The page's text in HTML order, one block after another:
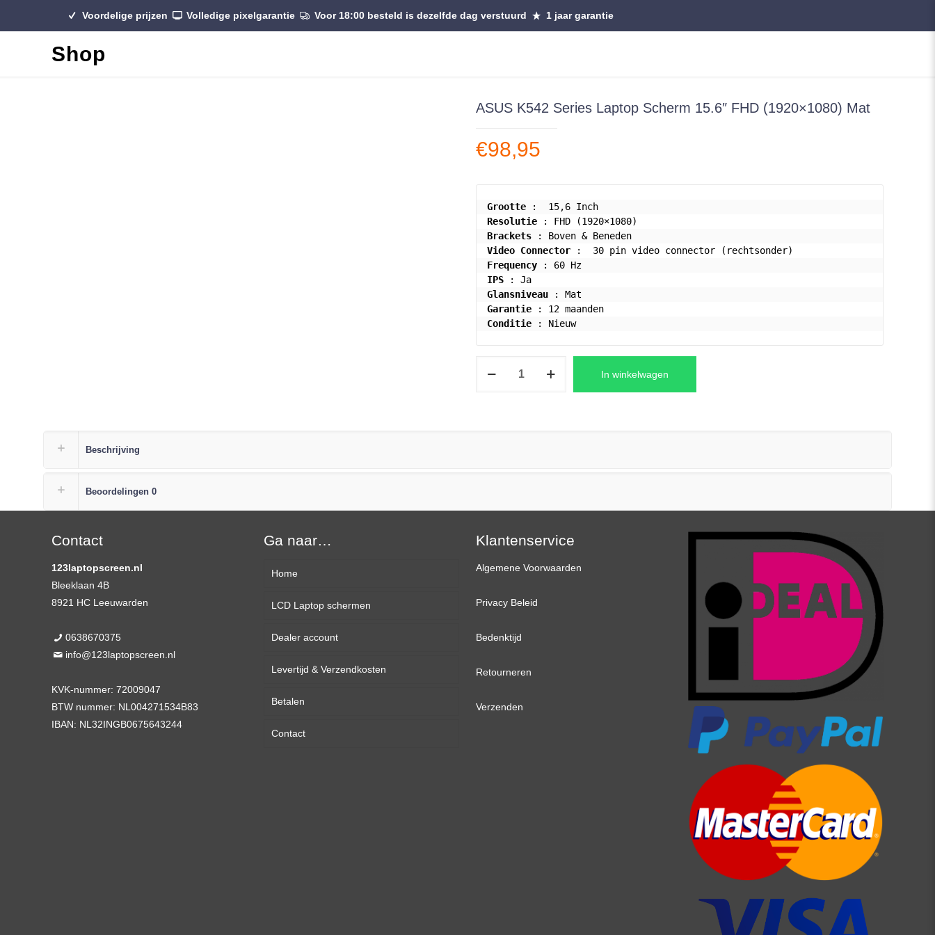
Voordelige prijzen Volledige pixelgarantie Voor 18:00 besteld is dezelfde dag verstuurd 1 jaar garantie
Shop
ASUS K542 Series Laptop Scherm 15.6″ FHD (1920×1080) Mat
€98,95
Grootte
Resolutie
Brackets
Video Connector
Frequency
IPS
Glansniveau
Garantie
Conditie : Nieuw
In winkelwagen
Beschrijving
Beoordelingen 0
Contact
123laptopscreen.nl
Bleeklaan 4B
8921 HC Leeuwarden
0638670375
info@123laptopscreen.nl
KVK-nummer: 72009047
BTW nummer: NL004271534B83
IBAN: NL32INGB0675643244
Ga naar…
Home
LCD Laptop schermen
13,3 inch
14,0 inch
15,6 inch
17,3 inch
Dealer account
Levertijd & Verzendkosten
Betalen
Contact
Klantenservice
Algemene Voorwaarden
Privacy Beleid
Bedenktijd
Retourneren
Verzenden